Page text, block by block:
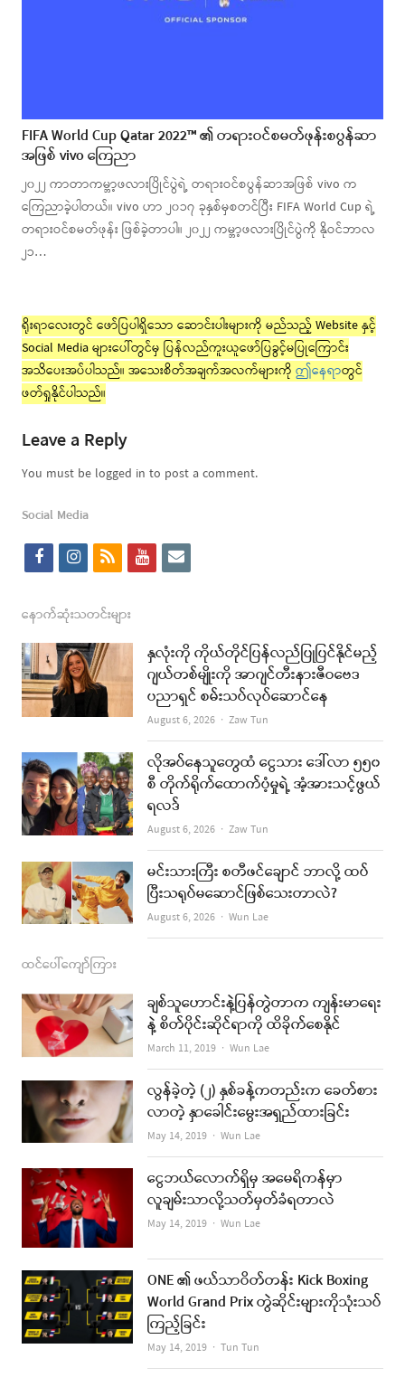
FIFA World Cup Qatar 2022™ ၏ တရားဝင်စမတ်ဖုန်းစပွန်ဆာ
အဖြစ် vivo ကြေညာ
၂၀၂၂ ကာတာကမ္ဘာ့ဖလားပြိုင်ပွဲရဲ့ တရားဝင်စပွန်ဆာအဖြစ် vivo က
ကြေညာခဲ့ပါတယ်။ vivo ဟာ ၂၀၁၇ ခုနှစ်မှစတင်ပြီး FIFA World Cup ရဲ့
တရားဝင်စမတ်ဖုန်း ဖြစ်ခဲ့တာပါ။ ၂၀၂၂ ကမ္ဘာ့ဖလားပြိုင်ပွဲကို နိုဝင်ဘာလ
၂၁…
ရိုးရာလေးတွင် ဖော်ပြပါရှိသော ဆောင်းပါးများကို မည်သည့် Website နှင့်
Social Media များပေါ်တွင်မှ ပြန်လည်ကူးယူဖော်ပြခွင့်မပြုကြောင်း
အသိပေးအပ်ပါသည်။ အသေးစိတ်အချက်အလက်များကို ဤနေရာတွင်
ဖတ်ရှုနိုင်ပါသည်။
Leave a Reply
You must be logged in to post a comment.
Social Media
f
c
e
b
o
k
i
s
t
a
g
a
m
r
s
y
t
u
b
e
e
i
l
နောက်ဆုံးသတင်းများ
နှလုံးကို ကိုယ်တိုင်ပြန်လည်ပြုပြင်နိုင်မည့်
ဂျယ်တစ်မျိုးကို အာဂျင်တီးနားဇီဝဗေဒ
ပညာရှင် စမ်းသပ်လုပ်ဆောင်နေ
August 6, 2026 Author
Zaw Tun
လိုအပ်နေသူတွေထံ ငွေသား ဒေါ်လာ ၅၅၀
စီ တိုက်ရိုက်ထောက်ပံ့မှုရဲ့ အံ့အားသင့်ဖွယ်
ရလဒ်
August 6, 2026 Author
Zaw Tun
မင်းသားကြီး စတီဖင်ချောင် ဘာလို့ ထပ်
ပြီးသရုပ်မဆောင်ဖြစ်သေးတာလဲ?
August 6, 2026 Author
Wun Lae
ထင်ပေါ်ကျော်ကြား
ချစ်သူဟောင်းနဲ့ပြန်တွဲတာက ကျန်းမာရေး
နဲ့ စိတ်ပိုင်းဆိုင်ရာကို ထိခိုက်စေနိုင်
March 11, 2019 Author
Wun Lae
လွန်ခဲ့တဲ့ (၂) နှစ်ခန့်ကတည်းက ခေတ်စား
လာတဲ့ နှာခေါင်းမွေးအရှည်ထားခြင်း
May 14, 2019 Author
Wun Lae
ငွေဘယ်လောက်ရှိမှ အမေရိကန်မှာ
လူချမ်းသာလို့သတ်မှတ်ခံရတာလဲ
May 14, 2019 Author
Wun Lae
ONE ၏ ဖယ်သာဝိတ်တန်း Kick Boxing
World Grand Prix တွဲဆိုင်းများကိုသုံးသပ်
ကြည့်ခြင်း
May 14, 2019 Author
Tun Tun